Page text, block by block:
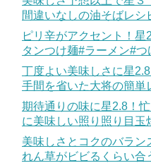
間違いなしの油そばレシ
ピリ辛がアクセント！
タンつけ麺#ラーメン#つ
丁度よい美味しさに星
手間を省いた大将の簡単
期待通りの味に星2.8！
に美味しい照り照り目玉
美味しさとコクのバラン
れん草がビビるくらい合